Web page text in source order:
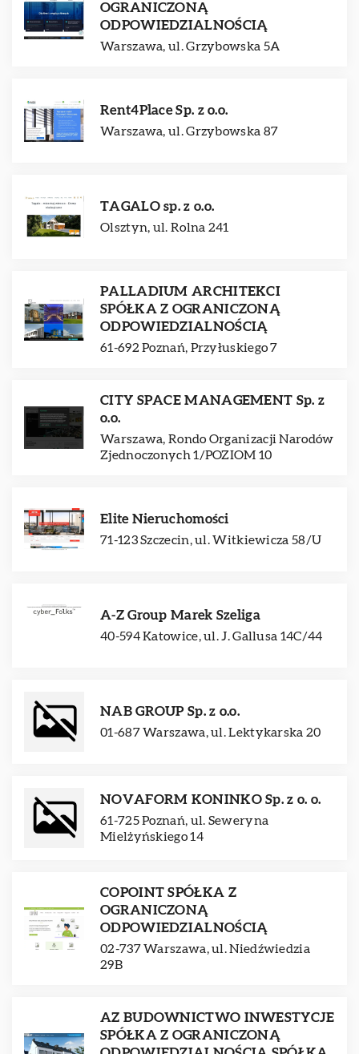
OGRANICZONĄ
ODPOWIEDZIALNOŚCIĄ
Warszawa, ul. Grzybowska 5A
Rent4Place Sp. z o.o.
Warszawa, ul. Grzybowska 87
TAGALO sp. z o.o.
Olsztyn, ul. Rolna 241
PALLADIUM ARCHITEKCI
SPÓŁKA Z OGRANICZONĄ
ODPOWIEDZIALNOŚCIĄ
61-692 Poznań, Przyłuskiego 7
CITY SPACE MANAGEMENT Sp. z
o.o.
Warszawa, Rondo Organizacji Narodów
Zjednoczonych 1/POZIOM 10
Elite Nieruchomości
71-123 Szczecin, ul. Witkiewicza 58/U
A-Z Group Marek Szeliga
40-594 Katowice, ul. J. Gallusa 14C/44
NAB GROUP Sp. z o.o.
01-687 Warszawa, ul. Lektykarska 20
NOVAFORM KONINKO Sp. z o. o.
61-725 Poznań, ul. Seweryna
Mielżyńskiego 14
COPOINT SPÓŁKA Z
OGRANICZONĄ
ODPOWIEDZIALNOŚCIĄ
02-737 Warszawa, ul. Niedźwiedzia
29B
AZ BUDOWNICTWO INWESTYCJE
SPÓŁKA Z OGRANICZONĄ